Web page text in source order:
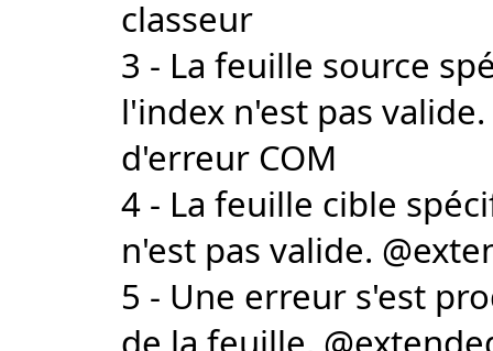
classeur
3 - La feuille source
l'index n'est pas
d'erreur COM
4 - La feuille cible
n'est pas valide.
5 - Une erreur s'est